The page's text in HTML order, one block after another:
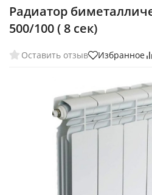
Радиатор
500/100 ( 8 сек)
Оставить отзыв Избранное